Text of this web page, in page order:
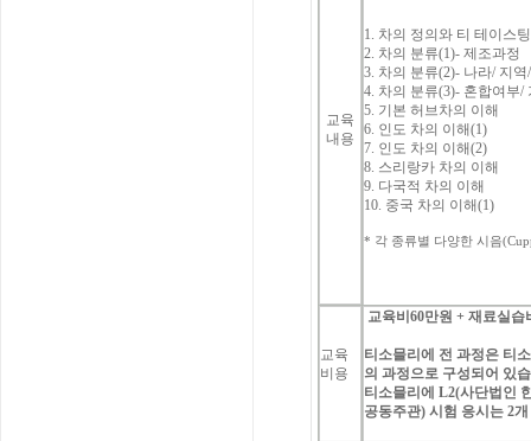
교육
내용
1. 차의 정의와 티 테이스
2. 차의 분류(1)-제조과정
3. 차의 분류(2)- 나라/ 지역
4. 차의 분류(3)- 혼합여부/
5. 기본 허브차의 이해
6. 인도 차의 이해(1)
7. 인도 차의 이해(2)
8. 스리랑카 차의 이해
9. 다국적 차의 이해
10. 중국 차의 이해(1)
* 각 종류별 다양한 시음
교육
비용
교육비60만원 +재료실습
티소믈리에 전 과정은 티
의 과정으로 구성되어 있
티소믈리에 L2(사단법인
공동주관)시험 응시는 2개